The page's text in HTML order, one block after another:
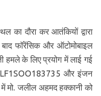
का दौरा कर आतंकियों द्वारा
फॉरेंसिक और ऑटोमोबाइल
हमले के लिए प्रयोग में लाई गई
और इंजन
जलील अहमद हक्कानी को